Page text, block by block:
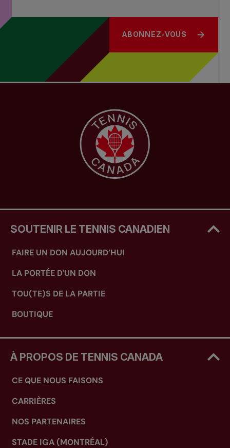
ABONNEZ-VOUS
SOUTENIR LE TENNIS CANADIEN
FAIRE UN DON AUJOURD’HUI
LA PORTÉE D'UN DON
TOU(TE)S DE LA PARTIE
BOUTIQUE
À PROPOS DE TENNIS CANADA
CE QUE NOUS FAISONS
CARRIÈRES
NOS PARTENAIRES
STADE IGA (MONTRÉAL)